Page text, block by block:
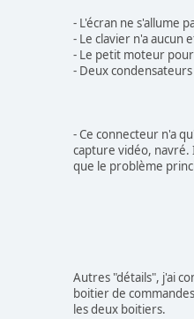
- L'écran ne s'allume
- Le clavier n'a aucun
- Le petit moteur
- Deux
- Ce connecteur n'a
capture vidéo, navré.
que le problème
Autres "détails", j'ai
boitier de
les deux boitiers.